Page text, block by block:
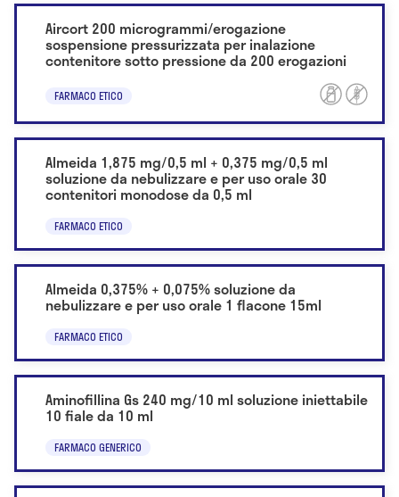
Aircort 200 microgrammi/erogazione
sospensione pressurizzata per inalazione
contenitore sotto pressione da 200 erogazioni
FARMACO ETICO
Almeida 1,875 mg/0,5 ml + 0,375 mg/0,5 ml
soluzione da nebulizzare e per uso orale 30
contenitori monodose da 0,5 ml
FARMACO ETICO
Almeida 0,375% + 0,075% soluzione da
nebulizzare e per uso orale 1 flacone 15ml
FARMACO ETICO
Aminofillina Gs 240 mg/10 ml soluzione iniettabile
10 fiale da 10 ml
FARMACO GENERICO